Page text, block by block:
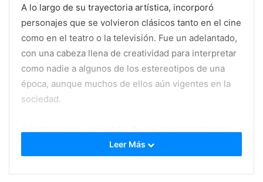
A lo largo de su trayectoria artística, incorporó
personajes que se volvieron clásicos tanto en el cine
como en el teatro o la televisión. Fue un adelantado,
con una cabeza llena de creatividad para interpretar
como nadie a algunos de los estereotipos de una
época, aunque muchos de ellos aún vigentes en la
sociedad.
Leer Más